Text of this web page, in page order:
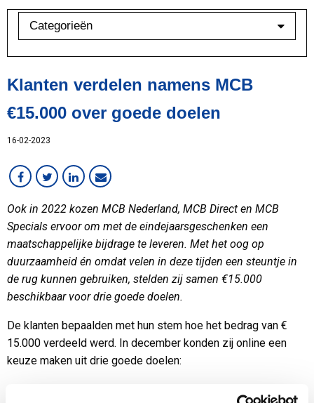
Categorieën
Overig
Services
Werken bij MCB
Klanten verdelen namens MCB
€15.000 over goede doelen
16-02-2023
Ook in 2022 kozen MCB Nederland, MCB Direct en MCB
Specials ervoor om met de eindejaarsgeschenken een
maatschappelijke bijdrage te leveren. Met het oog op
duurzaamheid én omdat velen in deze tijden een steuntje in
de rug kunnen gebruiken, stelden zij samen €15.000
beschikbaar voor drie goede doelen.
De klanten bepaalden met hun stem hoe het bedrag van €
15.000 verdeeld werd. In december konden zij online een
keuze maken uit drie goede doelen: